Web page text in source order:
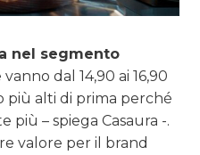
nel segmento
dal 14,90 ai 16,90
più alti di prima perché
più – spiega Casaura -.
valore per il brand